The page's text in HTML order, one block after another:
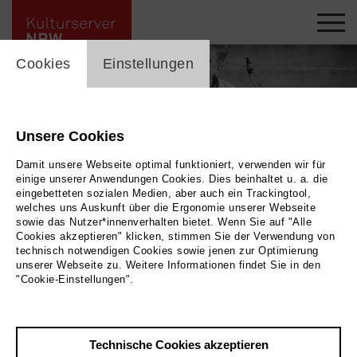
Übersicht
cookie_layer
Cookies Einstellungen
Unsere Cookies
Damit unsere Webseite optimal funktioniert, verwenden wir für
einige unserer Anwendungen Cookies. Dies beinhaltet u. a. die
eingebetteten sozialen Medien, aber auch ein Trackingtool,
welches uns Auskunft über die Ergonomie unserer Webseite
sowie das Nutzer*innenverhalten bietet. Wenn Sie auf "Alle
Cookies akzeptieren" klicken, stimmen Sie der Verwendung von
technisch notwendigen Cookies sowie jenen zur Optimierung
unserer Webseite zu. Weitere Informationen findet Sie in den
"Cookie-Einstellungen".
Technische Cookies akzeptieren